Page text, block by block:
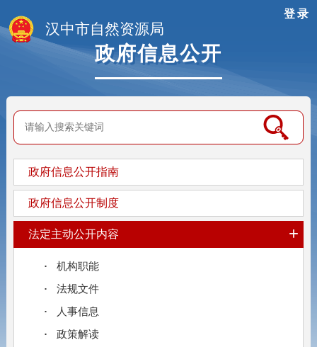
登录
汉中市自然资源局
政府信息公开
政府信息公开指南
政府信息公开制度
法定主动公开内容 +
机构职能
法规文件
人事信息
政策解读